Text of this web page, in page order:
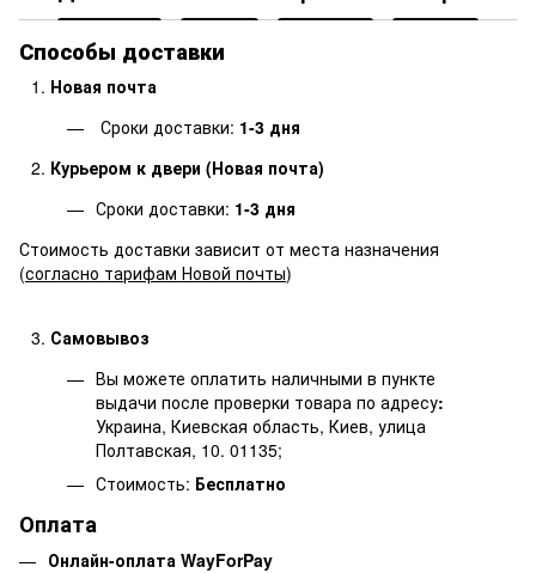
Способы доставки
Новая почта
Сроки доставки: 1-3 дня
Курьером к двери (Новая почта)
Сроки доставки: 1-3 дня
Стоимость доставки зависит от места назначения
(согласно тарифам Новой почты)
Самовывоз
Вы можете оплатить наличными в пункте
выдачи после проверки товара по адресу:
Украина, Киевская область, Киев, улица
Полтавская, 10. 01135;
Стоимость: Бесплатно
Оплата
Онлайн-оплата WayForPay